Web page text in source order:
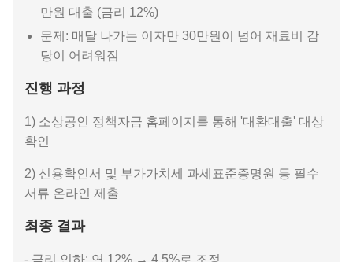
만원 대출 (금리 12%)
문제: 매달 나가는 이자만 30만원이 넘어 재료비 감
당이 어려워짐
진행 과정
1) 소상공인 정책자금 홈페이지를 통해 '대환대출' 대상
확인
2) 신용확인서 및 부가가치세 과세표준증명원 등 필수
서류 온라인 제출
최종 결과
- 금리 인하: 연 12% → 4.5%로 조정